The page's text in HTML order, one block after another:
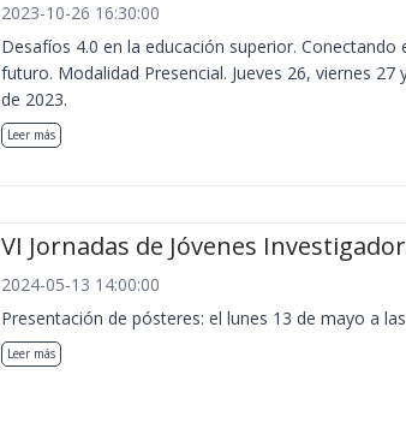
2023-10-26 16:30:00
Desafíos 4.0 en la educación superior. Conectando
futuro. Modalidad Presencial. Jueves 26, viernes 27
de 2023.
Leer más
VI Jornadas de Jóvenes
2024-05-13 14:00:00
Presentación de pósteres: el lunes 13 de mayo a
Leer más